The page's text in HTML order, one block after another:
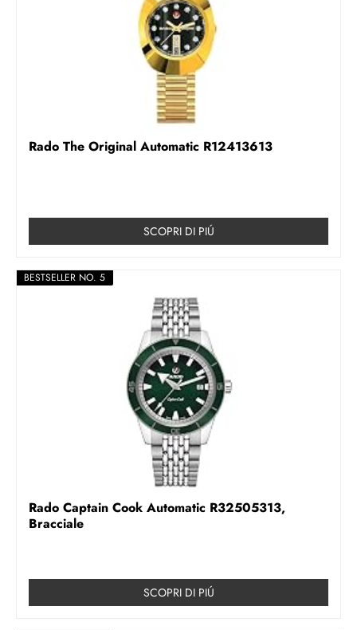
Rado The Original Automatic R12413613
SCOPRI DI PIÚ
BESTSELLER NO. 5
Rado Captain Cook Automatic R32505313,
Bracciale
SCOPRI DI PIÚ